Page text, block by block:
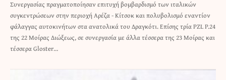
Συνεργασίας πραγματοποίησαν επιτυχή βομβαρδισμό των ιταλικών
συγκεντρώσεων στην περιοχή Αρέζα - Κίτσοκ και πολυβολισμό εναντίον
φάλαγγας αυτοκινήτων στα ανατολικά του Δραγκότι. Επίσης τρία PZL P.24
της 22 Μοίρας Διώξεως, σε συνεργασία με άλλα τέσσερα της 23 Μοίρας και
τέσσερα Gloster…